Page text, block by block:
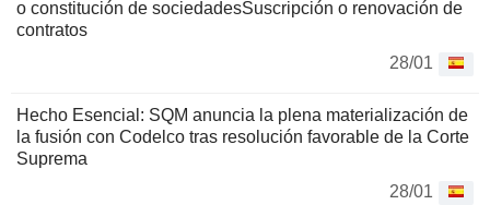
o constitución de sociedadesSuscripción o renovación de
contratos
28/01
Hecho Esencial: SQM anuncia la plena materialización de
la fusión con Codelco tras resolución favorable de la Corte
Suprema
28/01